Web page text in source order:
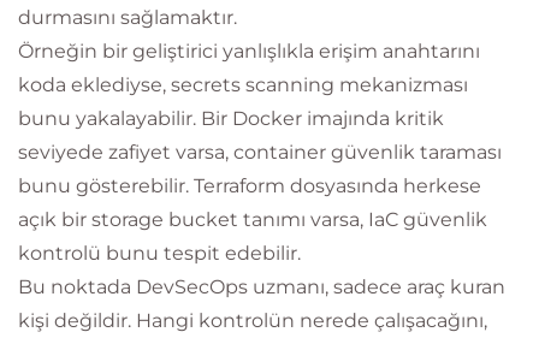
durmasını sağlamaktır.
Örneğin bir geliştirici yanlışlıkla erişim anahtarını
koda eklediyse, secrets scanning mekanizması
bunu yakalayabilir. Bir Docker imajında kritik
seviyede zafiyet varsa, container güvenlik taraması
bunu gösterebilir. Terraform dosyasında herkese
açık bir storage bucket tanımı varsa, IaC güvenlik
kontrolü bunu tespit edebilir.
Bu noktada DevSecOps uzmanı, sadece araç kuran
kişi değildir. Hangi kontrolün nerede çalışacağını,